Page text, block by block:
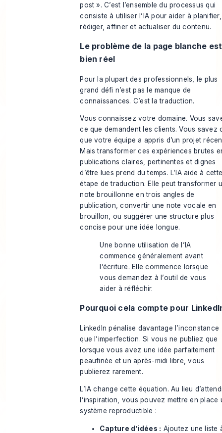
post ». C’est l’ensemble du processus qui
consiste à utiliser l’IA pour aider à planifier,
rédiger, affiner et actualiser du contenu.
Le problème de la page blanche est
bien réel
Pour la plupart des professionnels, le plus
grand défi n’est pas le manque de
connaissances. C’est la traduction.
Vous connaissez votre domaine. Vous
ce que demandent les clients. Vous savez
que votre équipe a appris d’un projet
Mais transformer ces expériences brutes
publications claires, pertinentes et dignes
d’être lues prend du temps. L’IA aide à
étape de traduction. Elle peut transformer
note brouillonne en trois angles de
publication, convertir une note vocale en
brouillon, ou suggérer une structure plus
concise pour une idée longue.
Une bonne utilisation de l’IA
commence généralement avant
l’écriture. Elle commence lorsque
vous demandez à l’outil de vous
aider à réfléchir.
Pourquoi cela compte pour
LinkedIn pénalise davantage l’inconstance
que l’imperfection. Si vous ne publiez que
lorsque vous avez une idée parfaitement
peaufinée et un après-midi libre, vous
publierez rarement.
L’IA change cette équation. Au lieu
l’inspiration, vous pouvez mettre en place
système reproductible :
Capture d’idées : Ajoutez une liste